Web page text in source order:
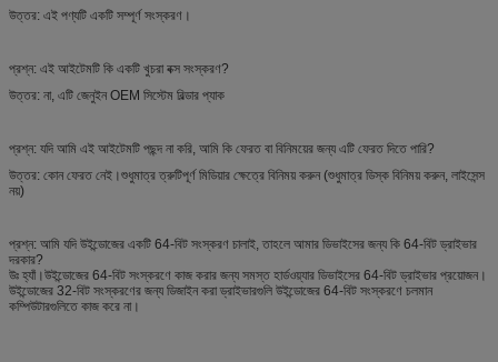
উত্তর: এই পণ্যটি একটি সম্পূর্ণ সংস্করণ।
প্রশ্ন: এই আইটেমটি কি একটি খুচরা বক্স সংস্করণ?
উত্তর: না, এটি জেনুইন OEM সিস্টেম বিল্ডার প্যাক
প্রশ্ন: যদি আমি এই আইটেমটি পছন্দ না করি, আমি কি ফেরত বা বিনিময়ের জন্য এটি ফেরত দিতে পারি?
উত্তর: কোন ফেরত নেই।শুধুমাত্র ত্রুটিপূর্ণ মিডিয়ার ক্ষেত্রে বিনিময় করুন (শুধুমাত্র ডিস্ক বিনিময় করুন, লাইসেন্স
নয়)
প্রশ্ন: আমি যদি উইন্ডোজের একটি 64-বিট সংস্করণ চালাই, তাহলে আমার ডিভাইসের জন্য কি 64-বিট ড্রাইভার
দরকার?
উঃ হ্যাঁ।উইন্ডোজের 64-বিট সংস্করণে কাজ করার জন্য সমস্ত হার্ডওয়্যার ডিভাইসের 64-বিট ড্রাইভার প্রয়োজন।
উইন্ডোজের 32-বিট সংস্করণের জন্য ডিজাইন করা ড্রাইভারগুলি উইন্ডোজের 64-বিট সংস্করণে চলমান
কম্পিউটারগুলিতে কাজ করে না।